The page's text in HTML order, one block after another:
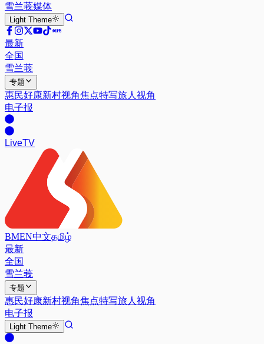
雪兰莪媒体
Light Theme
最新
全国
雪兰莪
专题
惠民好康新村视角焦点特写旅人视角
电子报
LiveTV
BMEN中文தமிழ்
最新
全国
雪兰莪
专题
惠民好康新村视角焦点特写旅人视角
电子报
Light Theme